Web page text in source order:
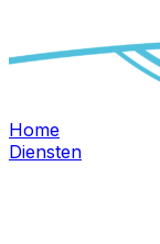
Home
Diensten